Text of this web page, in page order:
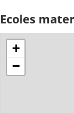
Ecoles
+
−